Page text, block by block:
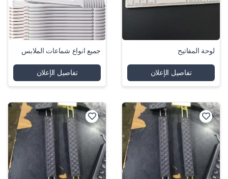
لوحة المفاتيح
تفاصيل الإعلان
جميع انواع شماعات الملابس
تفاصيل الإعلان